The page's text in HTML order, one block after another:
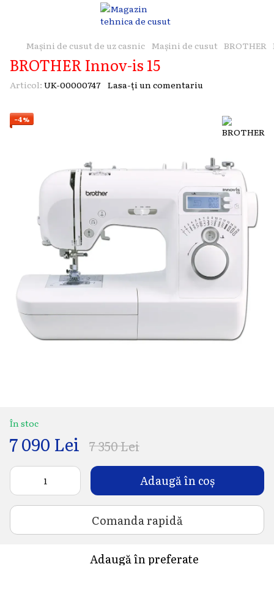
Mașini de cusut de uz casnic Mașini de cusut BROTHER
BROTHER Innov-is 15
Articol: UK-00000747 Lasa-ți un comentariu
−4%
În stoc
7 090 Lei 7 350 Lei
Adaugă în coș
Comanda rapidă
Adaugă în preferate